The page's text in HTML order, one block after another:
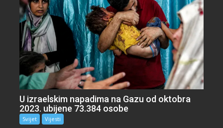
U izraelskim napadima na Gazu od oktobra
2023. ubijene 73.384 osobe
Svijet Vijesti